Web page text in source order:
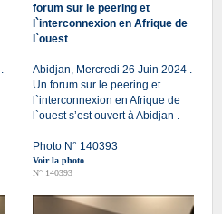
forum sur le peering et
l`interconnexion en Afrique de
l`ouest
Abidjan, Mercredi 26 Juin 2024 .
Un forum sur le peering et
l`interconnexion en Afrique de
l`ouest s’est ouvert à Abidjan .
Photo N° 140393
Voir la photo
N° 140393